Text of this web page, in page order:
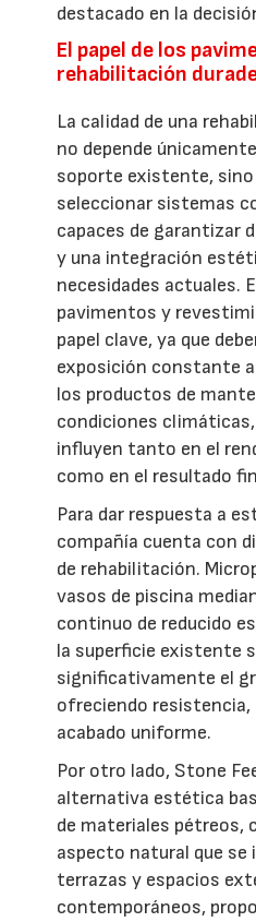
destacado en la
El papel de los
rehabilitación
La calidad de una
no depende
soporte existente,
seleccionar sistemas
capaces de garantizar
y una integración
necesidades actuales.
pavimentos y
papel clave, ya que
exposición constante
los productos de
condiciones
influyen tanto en el
como en el resultado
Para dar respuesta a
compañía cuenta con
de rehabilitación.
vasos de piscina
continuo de reducido
la superficie existente
significativamente el
ofreciendo resistencia,
acabado uniforme.
Por otro lado, Stone
alternativa estética
de materiales pétreos,
aspecto natural que se
terrazas y espacios
contemporáneos,